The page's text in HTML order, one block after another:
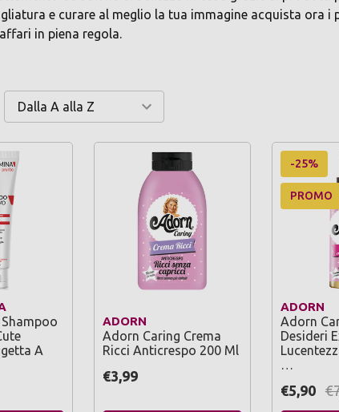
e curare al meglio la tua immagine acquista ora
in piena regola.
A
ADORN
Adorn Caring Crema
Ricci Anticrespo 200 Ml
€3,99
-25%
PROMO
ADORN
Adorn
Desideri
…
€5,90